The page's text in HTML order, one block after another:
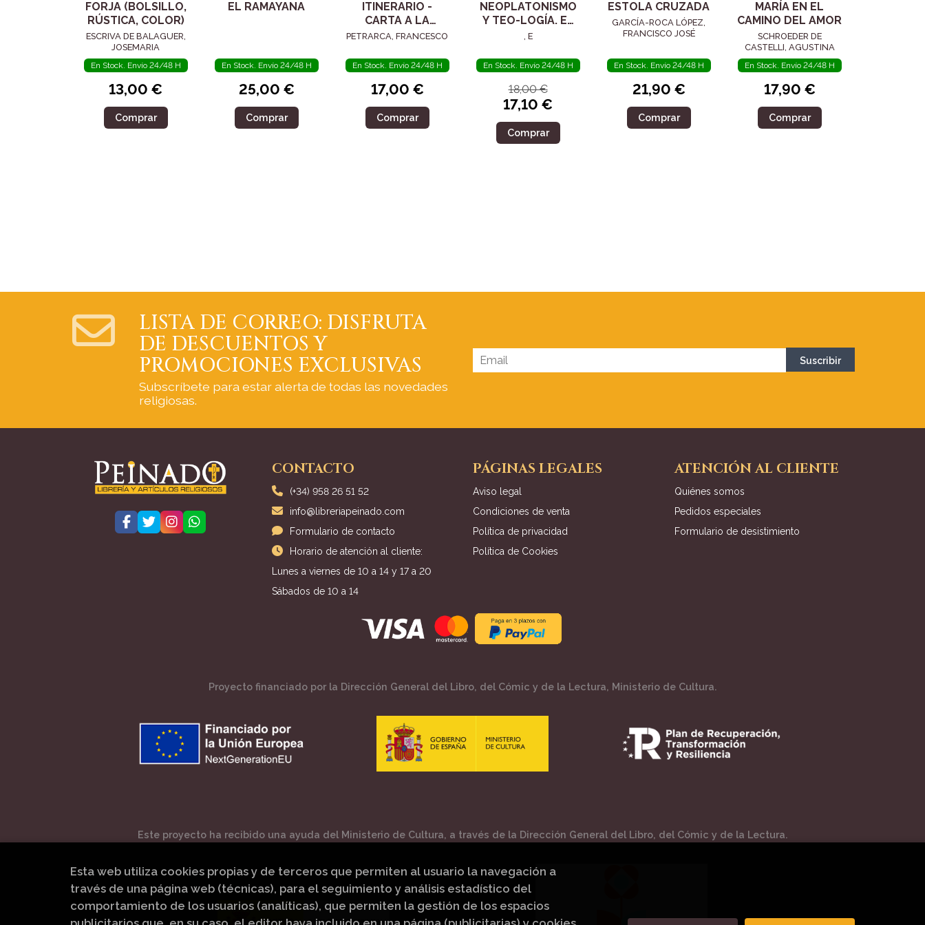
FORJA (BOLSILLO,
RÚSTICA, COLOR)
ESCRIVA DE BALAGUER,
JOSEMARIA
En Stock. Envío 24/48 H
13,00 €
Comprar
EL RAMAYANA
En Stock. Envío 24/48 H
25,00 €
Comprar
ITINERARIO -
CARTA A LA
POSTERIDAD
PETRARCA, FRANCESCO
En Stock. Envío 24/48 H
17,00 €
Comprar
NEOPLATONISMO
Y TEO-LOGÍA. EL
SIGLO IV
, E
En Stock. Envío 24/48 H
18,00 €
17,10 €
Comprar
ESTOLA CRUZADA
GARCÍA-ROCA LÓPEZ,
FRANCISCO JOSÉ
En Stock. Envío 24/48 H
21,90 €
Comprar
MARÍA EN EL
CAMINO DEL AMOR
SCHROEDER DE
CASTELLI, AGUSTINA
En Stock. Envío 24/48 H
17,90 €
Comprar
LISTA DE CORREO: DISFRUTA
DE DESCUENTOS Y
PROMOCIONES EXCLUSIVAS
Subscríbete para estar alerta de todas las novedades
religiosas.
CONTACTO
(+34) 958 26 51 52
info@libreriapeinado.com
Formulario de contacto
Horario de atención al cliente:
Lunes a viernes de 10 a 14 y 17 a 20
Sábados de 10 a 14
PÁGINAS LEGALES
Aviso legal
Condiciones de venta
Política de privacidad
Política de Cookies
ATENCIÓN AL CLIENTE
Quiénes somos
Pedidos especiales
Formulario de desistimiento
Proyecto financiado por la Dirección General del Libro, del Cómic y de la Lectura, Ministerio de Cultura.
Este proyecto ha recibido una ayuda del Ministerio de Cultura, a través de la Dirección General del Libro, del Cómic y de la Lectura.
Esta web utiliza cookies propias y de terceros que permiten al usuario la navegación a
través de una página web (técnicas), para el seguimiento y análisis estadístico del
comportamiento de los usuarios (analíticas), que permiten la gestión de los espacios